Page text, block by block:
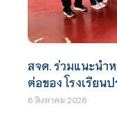
สจด. ร่วมแนะนำ
ต่อของ โรงเรียน
6 สิงหาคม 2026